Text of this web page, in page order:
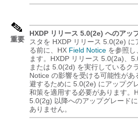
重要
HXDP リリース 5.0(2e) へのアッ
スタを HXDP リリース 5.0(2e) に
る前に、HX Field Notice を参照し
ます。HXDP リリース 5.0(2a)、
または 5.0(2d) を実行しているク
Notice の影響を受ける可能性があ
避するために 5.0(2e) にアップグ
和策を適用する必要があります。
5.0(2g) 以降へのアップグレード
ありません。